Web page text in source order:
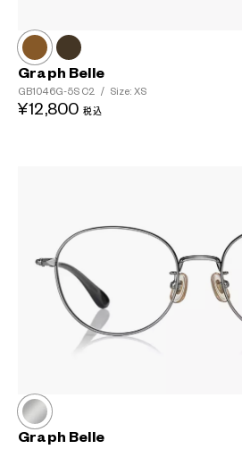
Graph Belle
GB1046G-5S C2 / Size: XS
¥12,800 税込
Graph Belle